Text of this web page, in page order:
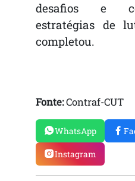
desafios e
estratégias de
completou.
Fonte:Contraf-CUT
WhatsApp
Instagram